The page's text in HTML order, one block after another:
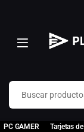
Buscar por:
PC GAMER
Tarjetas de